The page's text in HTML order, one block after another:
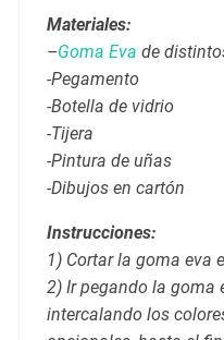
Materiales:
–Goma Eva de
-Pegamento
-Botella de vidrio
-Tijera
-Pintura de uñas
-Dibujos en cartón
Instrucciones:
1) Cortar la goma eva
2) Ir pegando la goma
intercalando los